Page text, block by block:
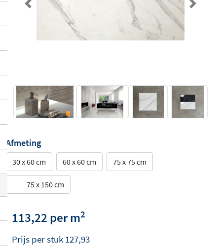
Previous Next
Afmeting
30 x 60 cm 60 x 60 cm 75 x 75 cm
75 x 150 cm
113,22 per m2
Prijs perstuk 127,93